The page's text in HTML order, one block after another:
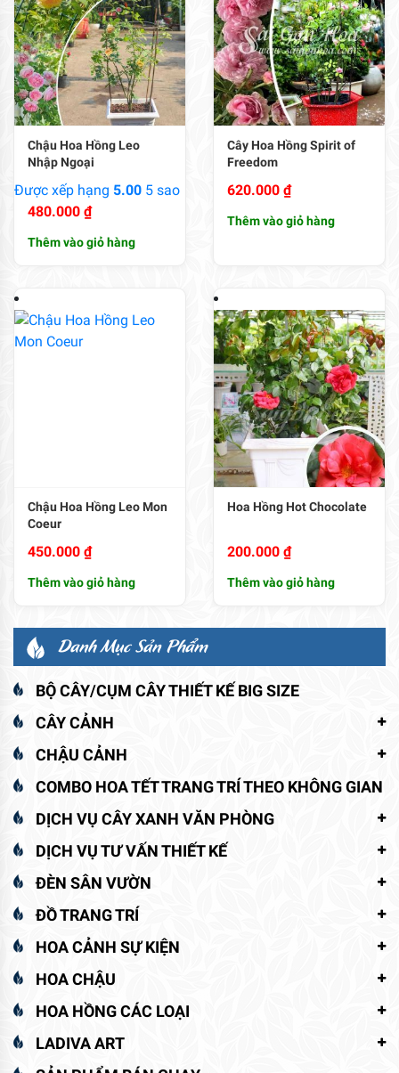
Chậu Hoa Hồng Leo
Nhập Ngoại
Được xếp hạng 5.00 5 sao
480.000 ₫
Thêm vào giỏ hàng
Cây Hoa Hồng Spirit of
Freedom
620.000 ₫
Thêm vào giỏ hàng
Chậu Hoa Hồng Leo Mon
Coeur
450.000 ₫
Thêm vào giỏ hàng
Hoa Hồng Hot Chocolate
200.000 ₫
Thêm vào giỏ hàng
Danh Mục Sản Phẩm
BỘ CÂY/CỤM CÂY THIẾT KẾ BIG SIZE
CÂY CẢNH
CHẬU CẢNH
COMBO HOA TẾT TRANG TRÍ THEO KHÔNG GIAN
DỊCH VỤ CÂY XANH VĂN PHÒNG
DỊCH VỤ TƯ VẤN THIẾT KẾ
ĐÈN SÂN VƯỜN
ĐỒ TRANG TRÍ
HOA CẢNH SỰ KIỆN
HOA CHẬU
HOA HỒNG CÁC LOẠI
LADIVA ART